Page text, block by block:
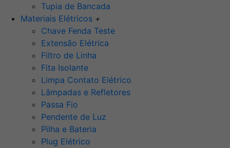
Tupia de Bancada
Materiais Elétricos +
Chave Fenda Teste
Extensão Elétrica
Filtro de Linha
Fita Isolante
Limpa Contato Elétrico
Lâmpadas e Refletores
Passa Fio
Pendente de Luz
Pilha e Bateria
Plug Elétrico